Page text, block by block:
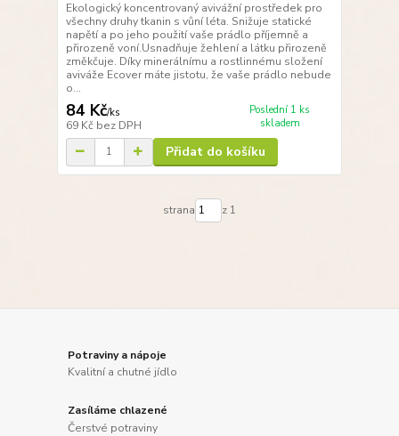
Ekologický koncentrovaný avivážní prostředek pro
všechny druhy tkanin s vůní léta. Snižuje statické
napětí a po jeho použití vaše prádlo příjemně a
přirozeně voní.Usnadňuje žehlení a látku přirozeně
změkčuje. Díky minerálnímu a rostlinnému složení
aviváže Ecover máte jistotu, že vaše prádlo nebude
o...
84 Kč/ks
69 Kč bez DPH
Poslední 1 ks
skladem
Přidat do košíku
strana z 1
Potraviny a nápoje
Kvalitní a chutné jídlo
Zasíláme chlazené
Čerstvé potraviny